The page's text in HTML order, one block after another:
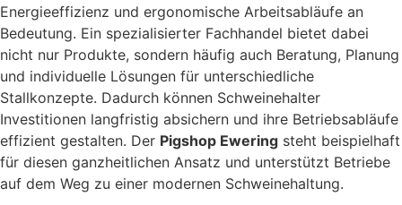
Energieeffizienz und ergonomische Arbeitsabläufe an
Bedeutung. Ein spezialisierter Fachhandel bietet dabei
nicht nur Produkte, sondern häufig auch Beratung, Planung
und individuelle Lösungen für unterschiedliche
Stallkonzepte. Dadurch können Schweinehalter
Investitionen langfristig absichern und ihre Betriebsabläufe
effizient gestalten. Der Pigshop Ewering steht beispielhaft
für diesen ganzheitlichen Ansatz und unterstützt Betriebe
auf dem Weg zu einer modernen Schweinehaltung.